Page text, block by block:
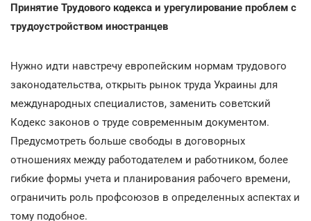
Принятие Трудового кодекса и урегулирование проблем с
трудоустройством иностранцев
Нужно идти навстречу европейским нормам трудового
законодательства, открыть рынок труда Украины для
международных специалистов, заменить советский
Кодекс законов о труде современным документом.
Предусмотреть больше свободы в договорных
отношениях между работодателем и работником, более
гибкие формы учета и планирования рабочего времени,
ограничить роль профсоюзов в определенных аспектах и
тому подобное.